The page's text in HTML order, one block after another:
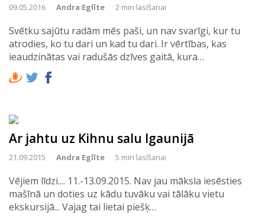
09.05.2016 Andra Eglīte 2 min lasīšanai
Svētku sajūtu radām mēs paši, un nav svarīgi, kur tu
atrodies, ko tu dari un kad tu dari. Ir vērtības, kas
ieaudzinātas vai radušās dzīves gaitā, kura…
Ar jahtu uz Kihnu salu Igaunijā
21.09.2015 Andra Eglīte 5 min lasīšanai
Vējiem līdzi.... 11.-13.09.2015. Nav jau māksla iesēsties
mašīnā un doties uz kādu tuvāku vai tālāku vietu
ekskursijā... Vajag tai lietai piešķ…